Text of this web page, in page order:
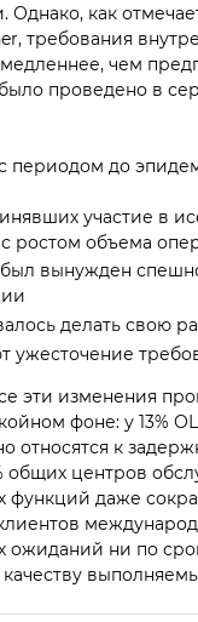
Однако, как
требования
медленнее, чем
проведено в
периодом до
участие в
с ростом объема
был вынужден
делать свою
ужесточение
эти изменения
фоне: у 13%
относятся к
общих центров
функций даже
ожиданий ни по